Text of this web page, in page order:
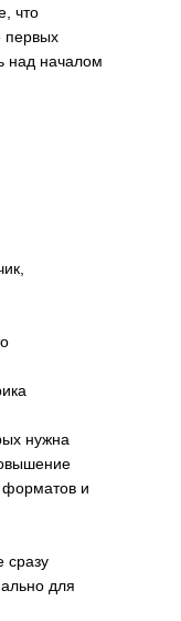
что
первых
над началом
нужна
форматов и
сразу
для